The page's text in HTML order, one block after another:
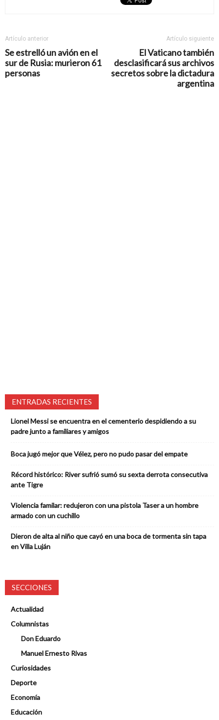
Artículo anterior
Se estrelló un avión en el
sur de Rusia: murieron 61
personas
Artículo siguiente
El Vaticano también
desclasificará sus archivos
secretos sobre la dictadura
argentina
ENTRADAS RECIENTES
Lionel Messi se encuentra en el cementerio despidiendo a su
padre junto a familiares y amigos
Boca jugó mejor que Vélez, pero no pudo pasar del empate
Récord histórico: River sufrió sumó su sexta derrota consecutiva
ante Tigre
Violencia familar: redujeron con una pistola Taser a un hombre
armado con un cuchillo
Dieron de alta al niño que cayó en una boca de tormenta sin tapa
en Villa Luján
SECCIONES
Actualidad
Columnistas
Don Eduardo
Manuel Ernesto Rivas
Curiosidades
Deporte
Economía
Educación